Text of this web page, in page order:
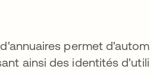
permet
ainsi des identités